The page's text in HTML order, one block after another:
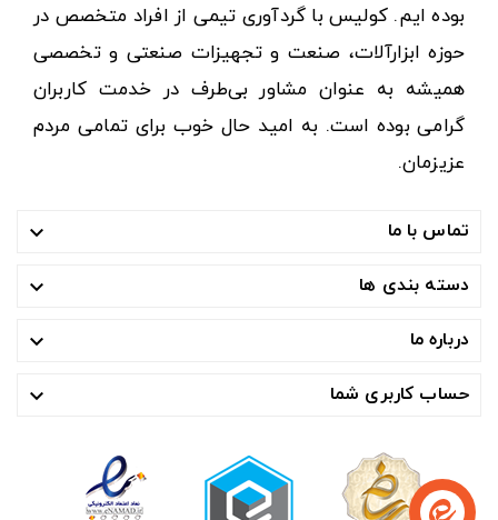
بوده ایم. کولیس با گردآوری تیمی از افراد متخصص در
حوزه ابزارآلات، صنعت و تجهیزات صنعتی و تخصصی
همیشه به عنوان مشاور بی‌طرف در خدمت کاربران
گرامی بوده است. به امید حال خوب برای تمامی مردم
عزیزمان.
تماس با ما 
دسته بندی ها 
درباره ما 
حساب کاربری شما 